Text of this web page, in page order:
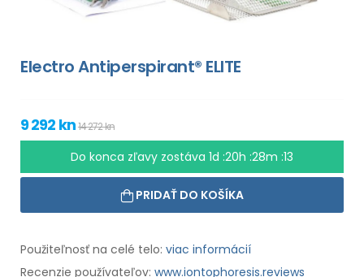
Electro Antiperspirant® ELITE
9 292 kn14 272 kn
Do konca zľavy zostáva 1d :20h :28m :12
PRIDAŤ DO KOŠÍKA
Použiteľnosť na celé telo: viac informácií
Recenzie používateľov: www.iontophoresis.reviews